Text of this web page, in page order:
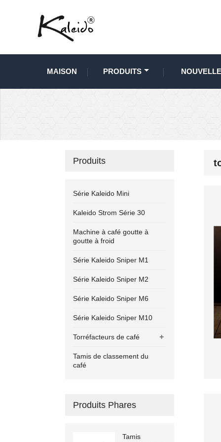
MAISON PRODUITS
Produits
Série Kaleido Mini
Kaleido Strom Série 30
Machine à café goutte à
goutte à froid
Série Kaleido Sniper M1
Série Kaleido Sniper M2
Série Kaleido Sniper M6
Série Kaleido Sniper M10
+
Torréfacteurs de café
Tamis de classement du
café
Produits Phares
Tamis